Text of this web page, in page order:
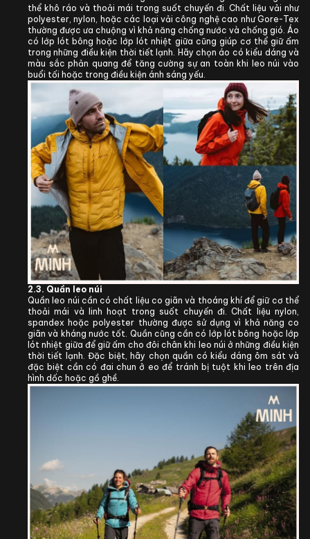
thể khô ráo và thoải mái trong suốt chuyến đi. Chất liệu vải như
polyester, nylon, hoặc các loại vải công nghệ cao như Gore-Tex
thường được ưa chuộng vì khả năng chống nước và chống gió. Áo
có lớp lót bông hoặc lớp lót nhiệt giữa cũng giúp cơ thể giữ ấm
trong những điều kiện thời tiết lạnh. Hãy chọn áo có kiểu dáng và
màu sắc phản quang để tăng cường sự an toàn khi leo núi vào
buổi tối hoặc trong điều kiện ánh sáng yếu.
2.3. Quần leo núi
Quần leo núi cần có chất liệu co giãn và thoáng khí để giữ cơ thể
thoải mái và linh hoạt trong suốt chuyến đi. Chất liệu nylon,
spandex hoặc polyester thường được sử dụng vì khả năng co
giãn và kháng nước tốt. Quần cũng cần có lớp lót bông hoặc lớp
lót nhiệt giữa để giữ ấm cho đôi chân khi leo núi ở những điều kiện
thời tiết lạnh. Đặc biệt, hãy chọn quần có kiểu dáng ôm sát và
đặc biệt cần có đai chun ở eo để tránh bị tuột khi leo trên địa
hình dốc hoặc gồ ghề.